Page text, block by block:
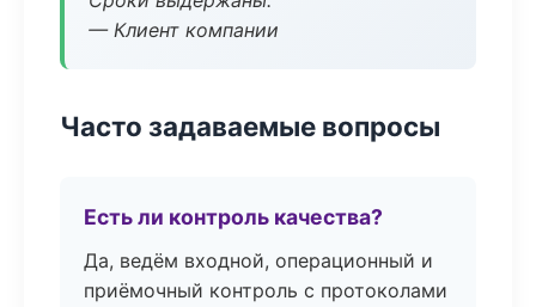
— Клиент компании
Часто задаваемые вопросы
Есть ли контроль качества?
Да, ведём входной, операционный и
приёмочный контроль с протоколами